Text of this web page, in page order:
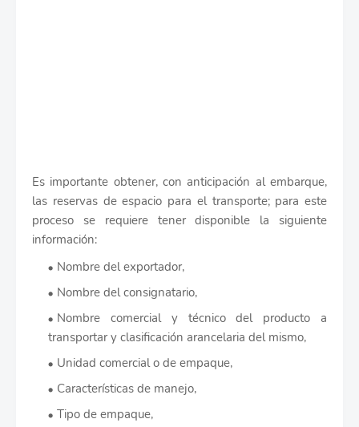
Es importante obtener, con anticipación al embarque,
las reservas de espacio para el transporte; para este
proceso se requiere tener disponible la siguiente
información:
Nombre del exportador,
Nombre del consignatario,
Nombre comercial y técnico del producto a
transportar y clasificación arancelaria del mismo,
Unidad comercial o de empaque,
Características de manejo,
Tipo de empaque,